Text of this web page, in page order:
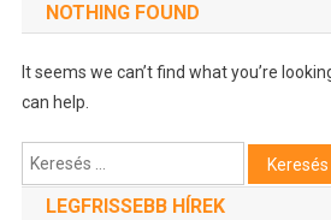
NOTHING FOUND
It seems we can’t find what you’re
can help.
Keresés:
LEGFRISSEBB HÍREK